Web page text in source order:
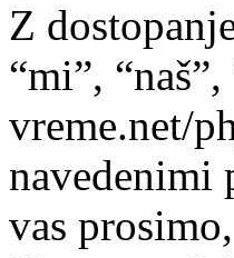
Z
“mi”,
vreme.net/
navedenimi
vas